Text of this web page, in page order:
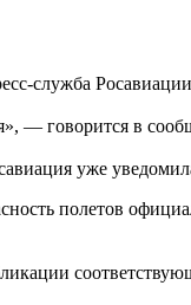
служба
— говорится в
уже
полетов